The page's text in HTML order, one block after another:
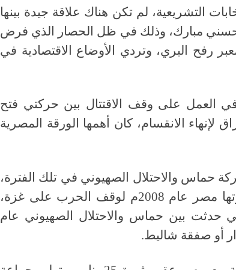
التشريعية، لم تكن هناك علاقة جيدة بينها
حسني مبارك، وذلك في ظل الحصار الذي فرض
رفح البري، وتردي الأوضاع الاقتصادية في
العمل على وقف الاقتتال بين حركتي فتح
الانقسام، كان أهمها الورقة المصرية
حماس والاحتلال الصهيوني في تلك الفترة،
وظهر ذلك واضحاً في المباحثات التي أجرتها مصر عام 2008م لوقف الحرب على غزة،
حدثت بين حماس والاحتلال الصهيوني عام